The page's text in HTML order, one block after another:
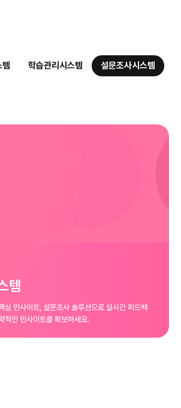
템 학습관리시스템 설문조사시스템
템
심 인사이트, 설문조사 솔루션으로 실시간 피드백
적인 인사이트를 확보하세요.